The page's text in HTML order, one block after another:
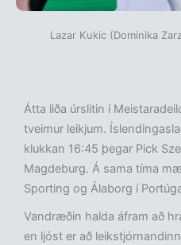
Lazar Kukic (Dominika
Átta liða úrslitin í
tveimur leikjum.
klukkan 16:45 þegar Pick
Magdeburg. Á sama tíma
Sporting og Álaborg í
Vandræðin halda áfram að
en ljóst er að